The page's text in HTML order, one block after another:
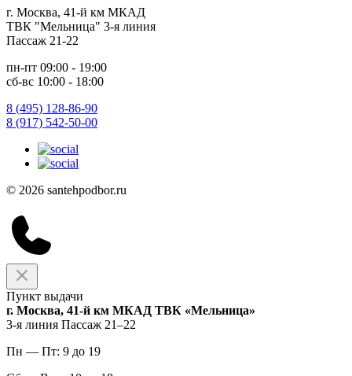
г. Москва, 41-й км МКАД
ТВК "Мельница" 3-я линия
Пассаж 21-22
пн-пт 09:00 - 19:00
сб-вс 10:00 - 18:00
8 (495) 128-86-90
8 (917) 542-50-00
© 2026 santehpodbor.ru
Пункт выдачи
г. Москва, 41-й км МКАД ТВК «Мельница»
3-я линия Пассаж 21–22
Пн — Пт: 9 до 19